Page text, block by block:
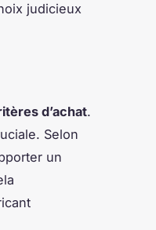
judicieux
d’achat.
Selon
un